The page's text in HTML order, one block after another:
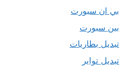
بي ان سبورت
بين سبورت
تبديل بطاريات
تبديل تواير